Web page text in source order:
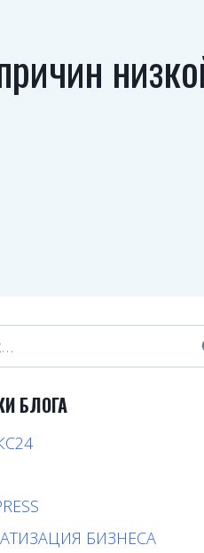
БЛОГА
БИЗНЕСА